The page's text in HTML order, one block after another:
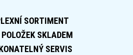
SORTIMENT
SKLADEM
SERVIS